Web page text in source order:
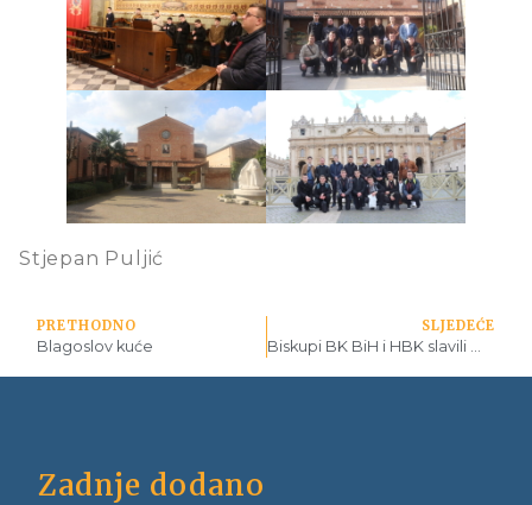
Stjepan Puljić
PRETHODNO
Blagoslov kuće
SLJEDEĆE
Zadnje dodano